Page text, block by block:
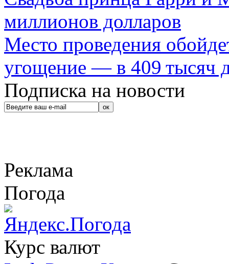
миллионов долларов
Место проведения
угощение — в 409 тысяч
Подписка на новости
Реклама
Погода
Курс валют